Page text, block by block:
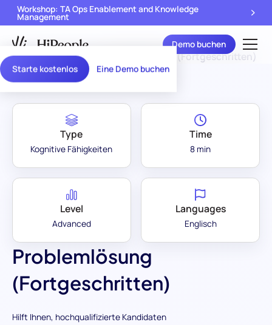
Starte kostenlos Eine Demo buchen
Workshop: TA Ops Enablement and Knowledge
Management
Demo buchen
Assessment Library Problemlösung (Fortgeschritten)
Problemlösung
(Fortgeschritten)
Hilft Ihnen, hochqualifizierte Kandidaten
Type
Kognitive Fähigkeiten
Time
8 min
Level
Advanced
Languages
Englisch